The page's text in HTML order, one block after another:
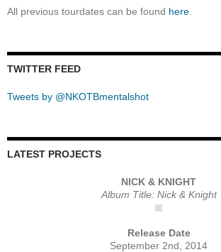
All previous tourdates can be found here
TWITTER FEED
Tweets by @NKOTBmentalshot
LATEST PROJECTS
NICK & KNIGHT
Album Title: Nick & Knight
Release Date
September 2nd, 2014